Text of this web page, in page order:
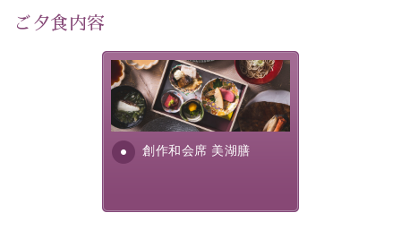
自然豊かな信州ならではの風情をご体験ください。
宿泊期間:2026年6月13日～21日
【スケジュール】
17：30 ご夕食
19：10 お隣の「ホテル紅や」ロビー集合
19：20 出発（近隣旅館2か所を経由します）
20：00 ほたる童謡公園到着（60分間の自由時間）
21：45 「ホテル紅や」到着
ご夕食内容
創作和会席 美湖膳
美湖膳とは諏訪の地で特別を
提供する為に料理長・神原 裕
明が考え出した創作和会席で
す。美しい諏訪湖の幸...